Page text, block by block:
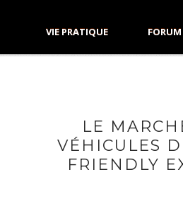
VIE PRATIQUE FORUM
LE
VÉHICULES
FRIENDLY